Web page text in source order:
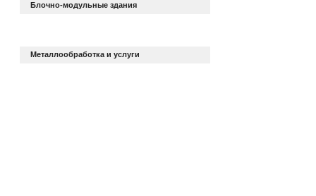
Блочно-модульные здания
Металлообработка и услуги